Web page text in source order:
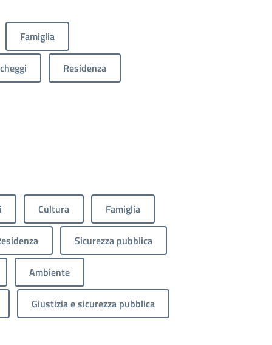
Famiglia
Residenza
Cultura Famiglia
Sicurezza pubblica
Ambiente
Giustizia e sicurezza pubblica